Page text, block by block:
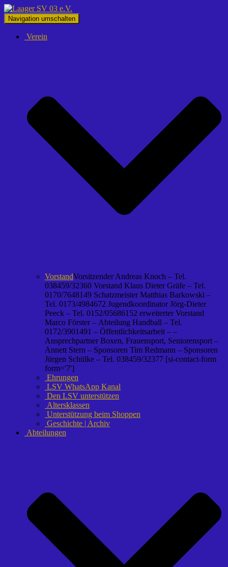
Navigation umschalten
Verein
VorstandVorsitzender Andreas Knoch – Tel.
038459/32360 Vorstand Klaus Dieter Gräfe – Tel.
0170/7648149 Schatzmeister Matthias Barkowski –
Tel. 0173/4984672 Jugendkoordinator Jörg-Dieter
Peeck – Tel. 0152/05686152 erweiterter Vorstand
Marco Förster – Abteilung Handball – Tel.
0172/3901491 – Öffentlichkeitsarbeit – –
Ansprechpartner Boxen, Frauensport, Seniorensport –
Annett Stern – Sponsoren Tim Redmann – Sponsoren
Jürgen Schülke – Tel. 038459/32377 [si-contact-form
form='7']
Ehrungen
LSV WhatsApp Kanal
Den LSV unterstützen
Altersklassen
Unterstützung beim Shoppen
Geschichte | Archiv
Abteilungen